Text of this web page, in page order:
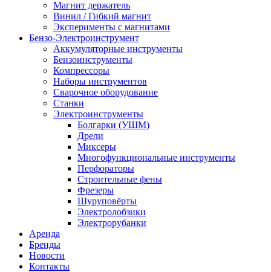
Магнит держатель
Винил / Гибкий магнит
Эксперименты с магнитами
Бензо-Электроинструмент
Аккумуляторные инструменты
Бензоинструменты
Компрессоры
Наборы инструментов
Сварочное оборудование
Станки
Электроинструменты
Болгарки (УШМ)
Дрели
Миксеры
Многофункциональные инструменты
Перфораторы
Строительные фены
Фрезеры
Шуруповёрты
Электролобзики
Электрорубанки
Аренда
Бренды
Новости
Контакты